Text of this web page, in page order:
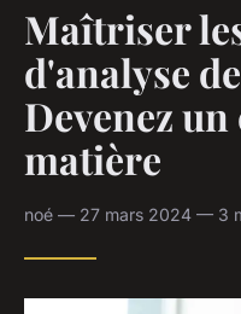
Maîtriser
d'analyse
Devenez
matière
noé — 27 mars 2024 — 3